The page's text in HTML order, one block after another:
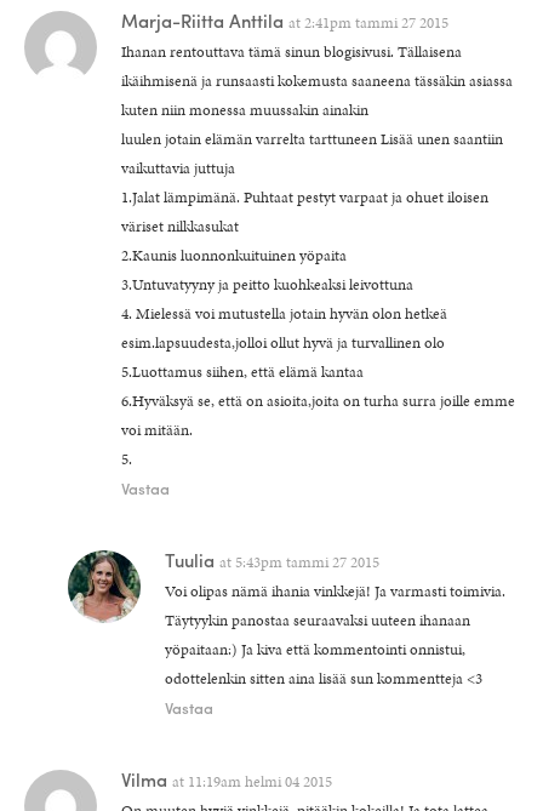
Marja-Riitta Anttila at2:41pm tammi 27 2015
Ihanan rentouttava tämä sinun blogisivusi. Tällaisena
ikäihmisenä ja runsaasti kokemusta saaneena tässäkin asiassa
kuten niin monessa muussakin ainakin
luulen jotain elämän varrelta tarttuneen Lisää unen saantiin
vaikuttavia juttuja
1.Jalat lämpimänä. Puhtaat pestyt varpaat ja ohuet iloisen
väriset nilkkasukat
2.Kaunis luonnonkuituinen yöpaita
3.Untuvatyyny ja peitto kuohkeaksi leivottuna
4. Mielessä voi mutustella jotain hyvän olon hetkeä
esim.lapsuudesta,jolloi ollut hyvä ja turvallinen olo
5.Luottamus siihen, että elämä kantaa
6.Hyväksyä se, että on asioita,joita on turha surra joille emme
voi mitään.
5.
Vastaa
Tuulia at 5:43pm tammi 27 2015
Voi olipas nämä ihania vinkkejä! Ja varmasti toimivia.
Täytyykin panostaa seuraavaksi uuteen ihanaan
yöpaitaan:) Ja kiva että kommentointi onnistui,
odottelenkin sitten aina lisää sun kommentteja <3
Vastaa
Vilma at 11:19am helmi 04 2015